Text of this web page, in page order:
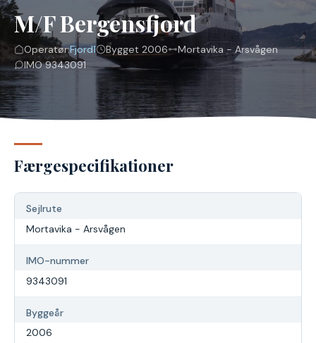
M/F Bergensfjord
Operatør:Fjord1 Bygget 2006
Mortavika - Arsvågen
IMO 9343091
Færgespecifikationer
Sejlrute
Mortavika - Arsvågen
IMO-nummer
9343091
Byggeår
2006